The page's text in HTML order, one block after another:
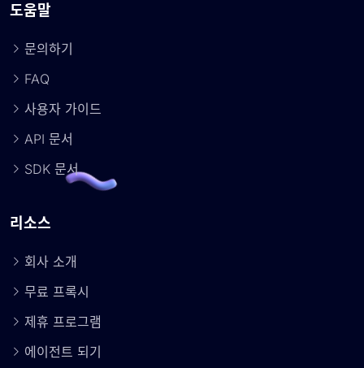
도움말
문의하기
FAQ
사용자 가이드
API 문서
SDK 문서
리소스
회사 소개
무료 프록시
제휴 프로그램
에이전트 되기